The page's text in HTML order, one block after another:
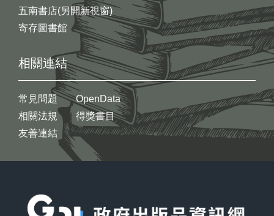
五南書店(另開新視窗)
寄存圖書館
相關連結
常見問題
相關法規
友善連結
OpenData
得獎書目